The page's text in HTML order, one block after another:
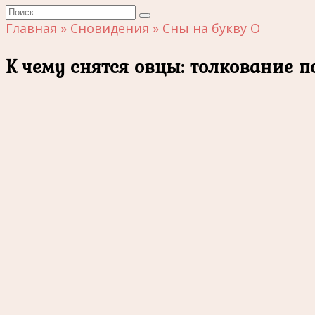
Search
for:
Главная » Сновидения » Сны на букву О
К чему снятся овцы: толкование